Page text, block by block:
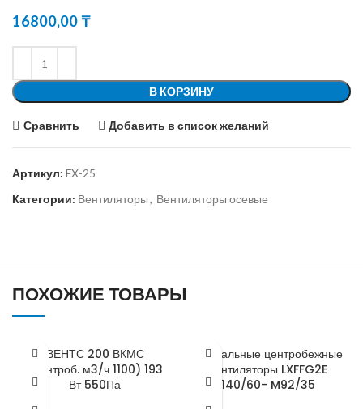
16800,00₸
В КОРЗИНУ
Сравнить Добавить в список желаний
Артикул: FX-25
Категории: Вентиляторы, Вентиляторы осевые
ПОХОЖИЕ ТОВАРЫ
ВЕНТС 200 ВКМС
(центроб. м3/ч 1100) 193
Вт 550Па
Спиральные центробежные
вентиляторы LXFFG2E
140/60- M92/35